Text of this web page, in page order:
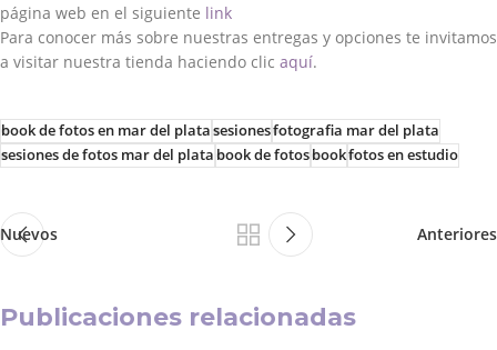
página web en el siguiente link
Para conocer más sobre nuestras entregas y opciones te invitamos
a visitar nuestra tienda haciendo clic aquí.
book de fotos en mar del platasesionesfotografia mar del plata
sesiones de fotos mar del platabook de fotosbookfotos en estudio
Nuevos Anteriores
Publicaciones relacionadas